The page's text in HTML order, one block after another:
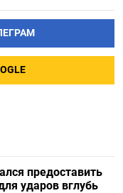
предоставить
ударов вглубь